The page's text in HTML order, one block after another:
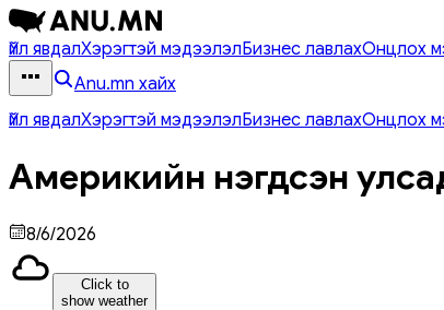
Үйл явдалХэрэгтэй мэдээлэлБизнес лавлахОнцлох
Anu.mn хайх
Үйл явдалХэрэгтэй мэдээлэлБизнес лавлахОнцлох
Америкийн нэгдсэн
8/6/2026
Click to
show weather